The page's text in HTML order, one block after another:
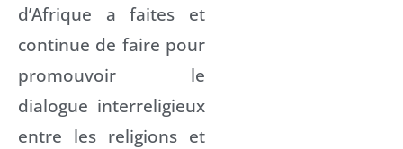
d’Afrique a faites et
continue de faire pour
promouvoir le
dialogue interreligieux
entre les religions et